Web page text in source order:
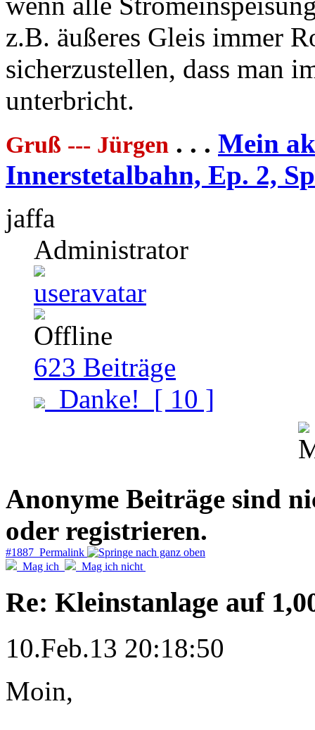
z.B. äußeres Gleis immer
sicherzustellen, dass man
unterbricht.
Gruß --- Jürgen . . . Mein
Innerstetalbahn, Ep. 2,
jaffa
Administrator
623 Beiträge
Danke! [ 10 ]
Anonyme Beiträge sind
oder registrieren.
#1887 Permalink
Mag ich
Mag ich nicht
Re: Kleinstanlage auf
10.Feb.13 20:18:50
Moin,